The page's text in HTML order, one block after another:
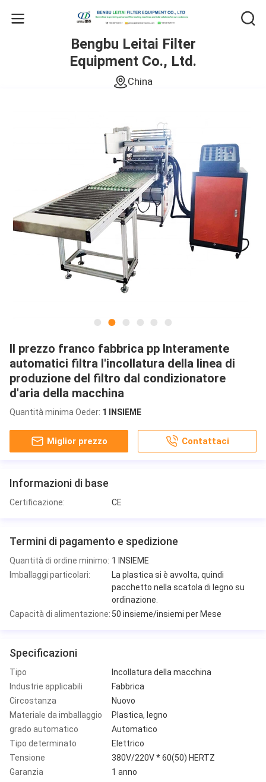
Bengbu Leitai Filter
Equipment Co., Ltd.
China
Il prezzo franco fabbrica pp Interamente
automatici filtra l'incollatura della linea di
produzione del filtro dal condizionatore
d'aria della macchina
Quantità minima Oeder: 1 INSIEME
Miglior prezzo Contattaci
Informazioni di base
Certificazione: CE
Termini di pagamento e spedizione
Quantità di ordine minimo: 1 INSIEME
Imballaggi particolari:
La plastica si è avvolta, quindi
pacchetto nella scatola di legno su
ordinazione.
Capacità di alimentazione: 50 insieme/insiemi per Mese
Specificazioni
Tipo
Incollatura della macchina
Industrie applicabili
Fabbrica
Circostanza
Nuovo
Materiale da imballaggio
Plastica, legno
grado automatico
Automatico
Tipo determinato
Elettrico
Tensione
380V/220V * 60(50) HERTZ
Garanzia
1 anno